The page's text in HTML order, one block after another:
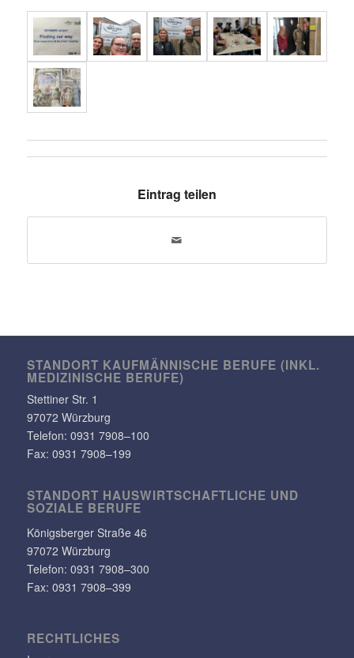
Eintrag teilen
STANDORT KAUF­MÄN­NI­SCHE BERUFE (INKL.
MEDI­ZI­NI­SCHE BERUFE)
Stet­tiner Str. 1
97072 Würzburg
Telefon: 0931 7908–100
Fax: 0931 7908–199
STANDORT HAUS­WIRT­SCHAFT­LICHE UND
SOZIALE BERUFE
Königs­berger Straße 46
97072 Würzburg
Telefon: 0931 7908–300
Fax: 0931 7908–399
RECHT­LI­CHES